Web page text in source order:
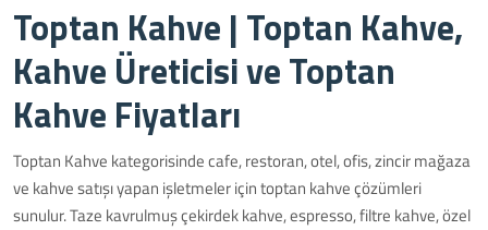
Toptan Kahve | Toptan Kahve,
Kahve Üreticisi ve Toptan
Kahve Fiyatları
Toptan Kahve kategorisinde cafe, restoran, otel, ofis, zincir mağaza
ve kahve satışı yapan işletmeler için toptan kahve çözümleri
sunulur. Taze kavrulmuş çekirdek kahve, espresso, filtre kahve, özel